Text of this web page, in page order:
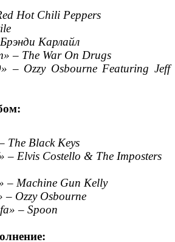
Hot Chili Peppers
Карлайл
– The War On Drugs
– Ozzy Osbourne Featuring Jeff
The Black Keys
– Elvis Costello & The Imposters
– Machine Gun Kelly
– Ozzy Osbourne
– Spoon